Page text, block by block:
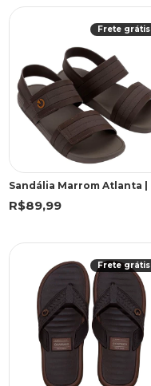
Frete grátis
R$89,99
Frete grátis